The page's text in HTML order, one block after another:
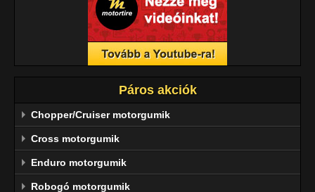
Páros akciók
Chopper/Cruiser motorgumik
Cross motorgumik
Enduro motorgumik
Robogó motorgumik